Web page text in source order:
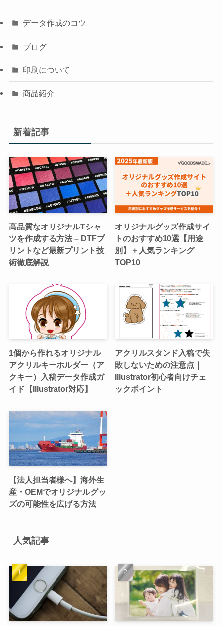
データ作成のコツ
ブログ
印刷について
商品紹介
新着記事
高品質なオリジナルTシャ
ツを作成する方法 – DTFプ
リントなど最新プリント技
術徹底解説
オリジナルグッズ作成サイ
トのおすすめ10選【用途
別】＋人気ランキング
TOP10
1個から作れるオリジナル
アクリルキーホルダー（ア
クキー）入稿データ作成ガ
イド【Illustrator対応】
アクリルスタンド入稿で失
敗しないための注意点｜
Illustrator初心者向けチェ
ックポイント
【法人担当者様へ】海外生
産・OEMでオリジナルグッ
ズの可能性を広げる方法
人気記事